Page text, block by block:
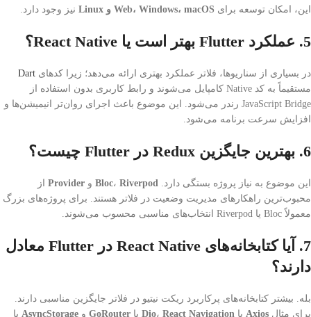
این، امکان توسعه برای Web، Windows، macOS و Linux نیز وجود دارد.
5. عملکرد Flutter بهتر است یا React Native؟
در بسیاری از سناریوها، فلاتر عملکرد بهتری ارائه می‌دهد؛ زیرا کدهای Dart
مستقیماً به کد Native کامپایل می‌شوند و رابط کاربری بدون استفاده از
JavaScript Bridge رندر می‌شود. این موضوع باعث اجرای روان‌تر انیمیشن‌ها و
افزایش سرعت برنامه می‌شود.
6. بهترین جایگزین Redux در Flutter چیست؟
این موضوع به نیاز پروژه بستگی دارد. Bloc، Riverpod و Provider از
محبوب‌ترین راهکارهای مدیریت وضعیت در فلاتر هستند. برای پروژه‌های بزرگ
معمولاً Bloc یا Riverpod انتخاب‌های مناسبی محسوب می‌شوند.
7. آیا کتابخانه‌های React Native در Flutter معادل
دارند؟
بله. بیشتر کتابخانه‌های پرکاربرد ریکت نیتیو در فلاتر جایگزین مناسبی دارند.
برای مثال Axios با Dio، React Navigation با GoRouter و AsyncStorage با